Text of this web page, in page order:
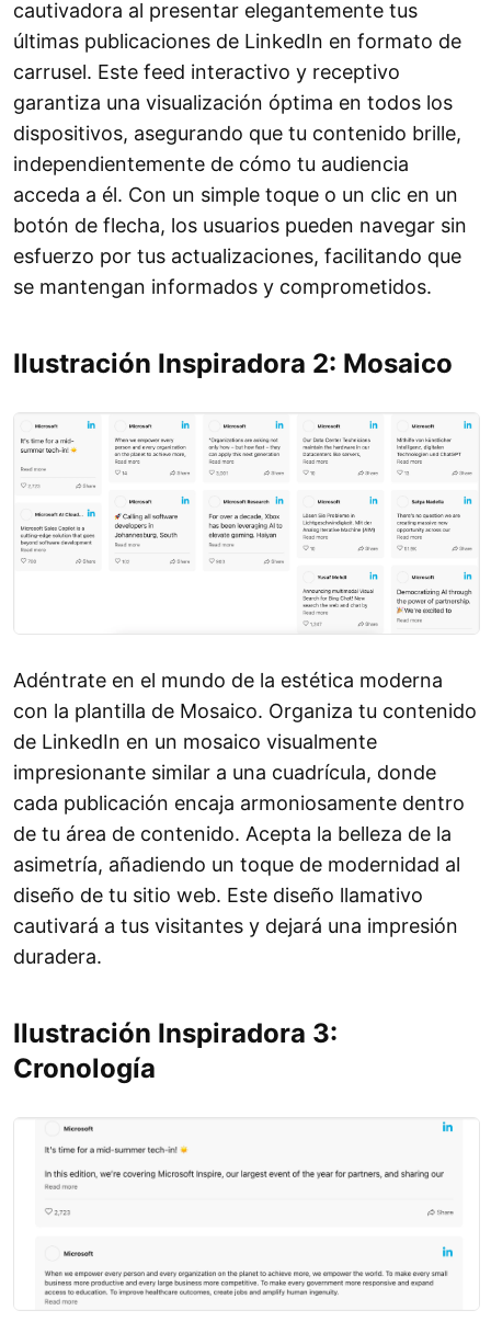
cautivadora al presentar elegantemente tus
últimas publicaciones de LinkedIn en formato de
carrusel. Este feed interactivo y receptivo
garantiza una visualización óptima en todos los
dispositivos, asegurando que tu contenido brille,
independientemente de cómo tu audiencia
acceda a él. Con un simple toque o un clic en un
botón de flecha, los usuarios pueden navegar sin
esfuerzo por tus actualizaciones, facilitando que
se mantengan informados y comprometidos.
Ilustración Inspiradora 2: Mosaico
Adéntrate en el mundo de la estética moderna
con la plantilla de Mosaico. Organiza tu contenido
de LinkedIn en un mosaico visualmente
impresionante similar a una cuadrícula, donde
cada publicación encaja armoniosamente dentro
de tu área de contenido. Acepta la belleza de la
asimetría, añadiendo un toque de modernidad al
diseño de tu sitio web. Este diseño llamativo
cautivará a tus visitantes y dejará una impresión
duradera.
Ilustración Inspiradora 3:
Cronología